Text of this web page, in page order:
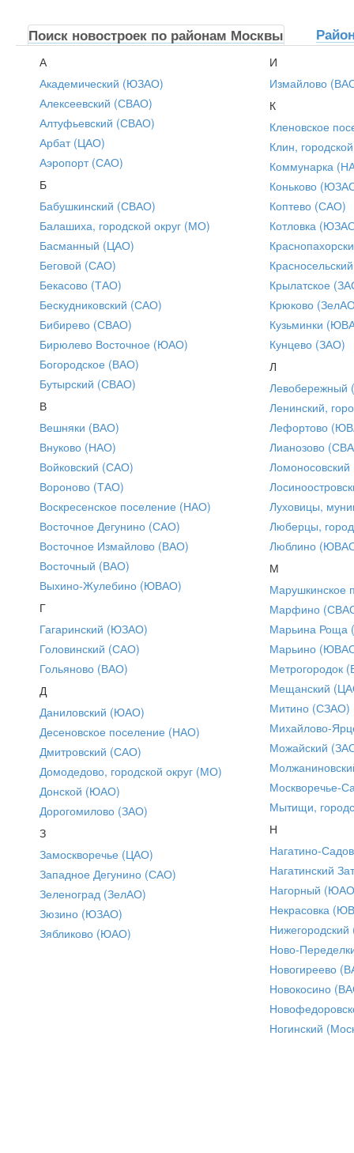
Поиск новостроек по районам Москвы
А
Академический (ЮЗАО)
Алексеевский (СВАО)
Алтуфьевский (СВАО)
Арбат (ЦАО)
Аэропорт (САО)
Б
Бабушкинский (СВАО)
Балашиха, городской округ (МО)
Басманный (ЦАО)
Беговой (САО)
Бекасово (ТАО)
Бескудниковский (САО)
Бибирево (СВАО)
Бирюлево Восточное (ЮАО)
Богородское (ВАО)
Бутырский (СВАО)
В
Вешняки (ВАО)
Внуково (НАО)
Войковский (САО)
Вороново (ТАО)
Воскресенское поселение (НАО)
Восточное Дегунино (САО)
Восточное Измайлово (ВАО)
Восточный (ВАО)
Выхино-Жулебино (ЮВАО)
Г
Гагаринский (ЮЗАО)
Головинский (САО)
Гольяново (ВАО)
Д
Даниловский (ЮАО)
Десеновское поселение (НАО)
Дмитровский (САО)
Домодедово, городской округ (МО)
Донской (ЮАО)
Дорогомилово (ЗАО)
З
Замоскворечье (ЦАО)
Западное Дегунино (САО)
Зеленоград (ЗелАО)
Зюзино (ЮЗАО)
Зябликово (ЮАО)
И
Измайлово
К
Кленовское
Клин,
Коммунарка
Коньково
Коптево (САО)
Котловка
Крылатское
Крюково
Кузьминки
Кунцево (ЗАО)
Л
Ленинский,
Лефортово
Лианозово
Луховицы,
Люберцы,
Люблино
М
Марушкинское
Марфино
Марьина Роща
Марьино
Метрогородок
Мещанский
Митино (СЗАО)
Михайлово-
Можайский
Москворечье-
Мытищи,
Н
Нагатино-
Нагатинский
Нагорный
Некрасовка
Ново-
Новогиреево
Новокосино
Ногинский